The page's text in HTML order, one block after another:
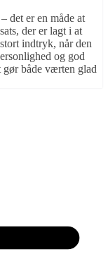
det er en måde at
der er lagt i at
indtryk, når den
og god
både værten glad